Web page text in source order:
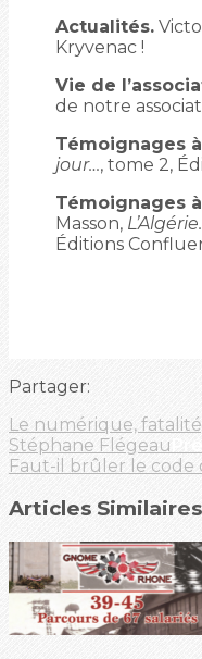
Actualités.
Kryvenac !
Vie de
de notre
Témoignages
jour…, tome 2,
Témoignages
Masson,
Éditions
Partager:
Le numérique,
Stéphane Flégeau
Faut-il brûler le code
Articles Similaires